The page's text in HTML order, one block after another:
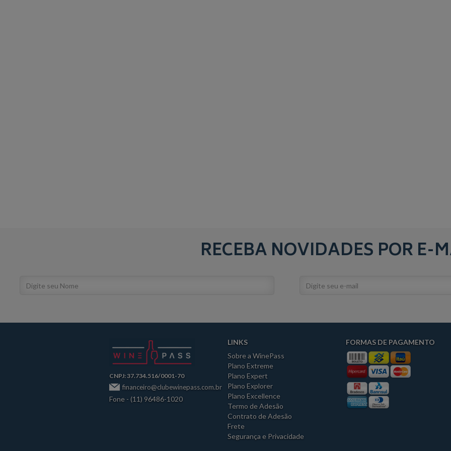
RECEBA NOVIDADES POR E-
CNPJ: 37.734.516/0001-70
financeiro@clubewinepass.com.br
Fone - (11) 96486-1020
LINKS
Sobre a WinePass
Plano Extreme
Plano Expert
Plano Explorer
Plano Excellence
Termo de Adesão
Contrato de Adesão
Frete
Segurança e Privacidade
FORMAS DE PAGAMENTO